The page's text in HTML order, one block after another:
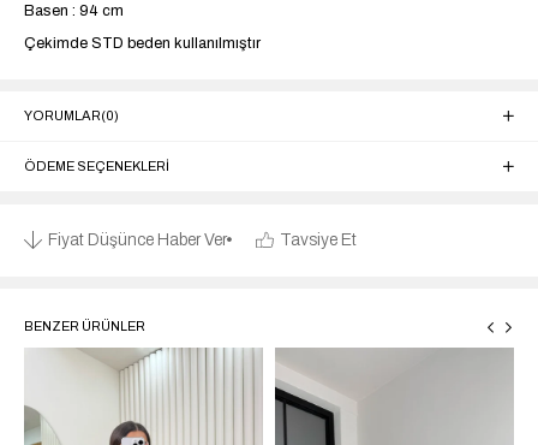
Basen : 94 cm
Çekimde STD beden kullanılmıştır
YORUMLAR(0)
ÖDEME SEÇENEKLERI
Fiyat Düşünce Haber Ver Tavsiye Et
BENZER ÜRÜNLER